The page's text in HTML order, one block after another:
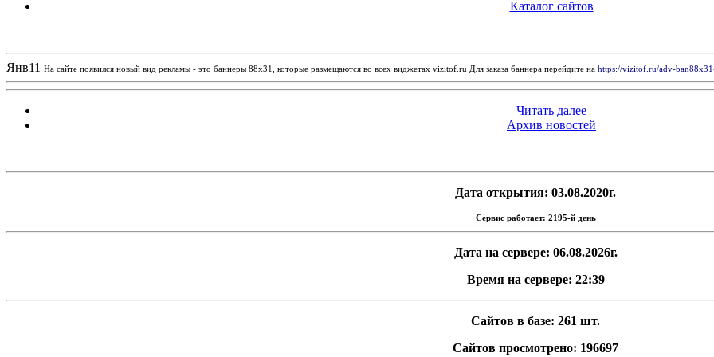
Каталог сайтов
Янв11 На сайте появился новый вид рекламы - это баннеры 88х31, которые размещаются во всех виджетах vizitof.ru Для заказа баннера перейдите на https://vizitof.ru/adv-
Читать далее
Архив новостей
Дата открытия: 03.08.2020г.
Сервис работает: 2195-й день
Дата на сервере: 06.08.2026г.
Время на сервере: 22:39
Сайтов в базе: 261 шт.
Сайтов просмотрено: 196697